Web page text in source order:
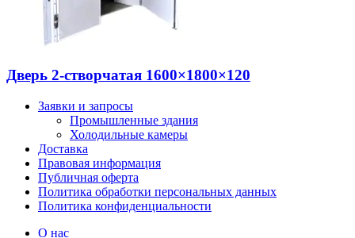
Дверь 2-створчатая 1600×1800×120
Заявки и запросы
Промышленные здания
Холодильные камеры
Доставка
Правовая информация
Публичная оферта
Политика обработки персональных данных
Политика конфиденциальности
О нас